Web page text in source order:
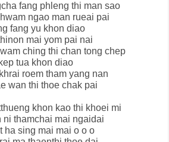
fang phleng thi man sao
ngao man rueai pai
fang yu khon diao
mai yom pai nai
ching thi chan tong chep
kep tua khon diao
roem tham yang nan
wan thi thoe chak pai
khon kao thi khoei mi
ni thamchai mai ngaidai
ha sing mai mai o o o